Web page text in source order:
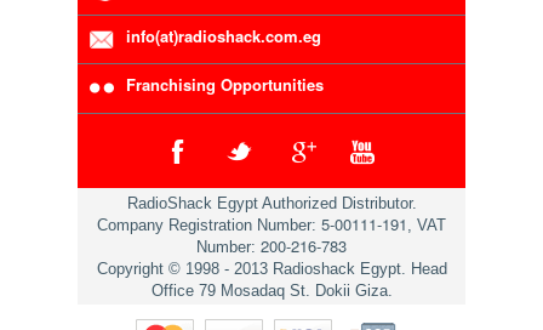
info(at)radioshack.com.eg
Franchising Opportunities
RadioShack Egypt Authorized Distributor.
Company Registration Number: 5-00111-191 , VAT
Number: 200-216-783
Copyright © 1998 - 2013 Radioshack Egypt. Head
Office 79 Mosadaq St. Dokii Giza.